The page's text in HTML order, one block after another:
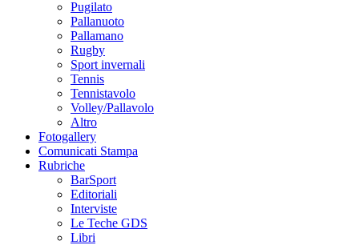
Pugilato
Pallanuoto
Pallamano
Rugby
Sport invernali
Tennis
Tennistavolo
Volley/Pallavolo
Altro
Fotogallery
Comunicati Stampa
Rubriche
BarSport
Editoriali
Interviste
Le Teche GDS
Libri